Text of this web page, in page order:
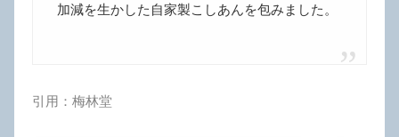
加減を生かした自家製こしあんを包みました。
引用：梅林堂